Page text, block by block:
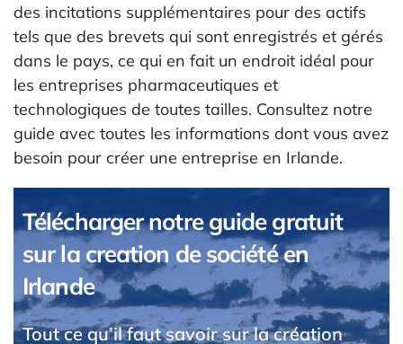
des incitations supplémentaires pour des actifs
tels que des brevets qui sont enregistrés et gérés
dans le pays, ce qui en fait un endroit idéal pour
les entreprises pharmaceutiques et
technologiques de toutes tailles. Consultez notre
guide avec toutes les informations dont vous avez
besoin pour créer une entreprise en Irlande.
Télécharger notre guide gratuit
sur la creation de société en
Irlande
Tout ce qu’il faut savoir sur la création